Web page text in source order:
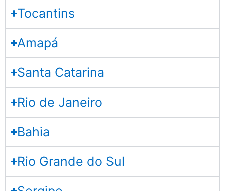
Tocantins
Amapá
Santa Catarina
Rio de Janeiro
Bahia
Rio Grande do Sul